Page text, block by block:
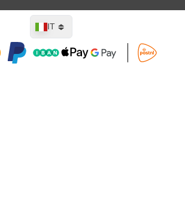
Lingua
IT